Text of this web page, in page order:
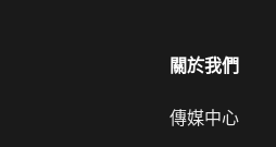
關於我們
傳媒中心